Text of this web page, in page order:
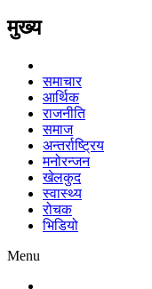
मुख्य
समाचार
आर्थिक
राजनीति
समाज
अन्तर्राष्ट्रिय
मनोरन्जन
खेलकुद
स्वास्थ्य
रोचक
भिडियो
Menu